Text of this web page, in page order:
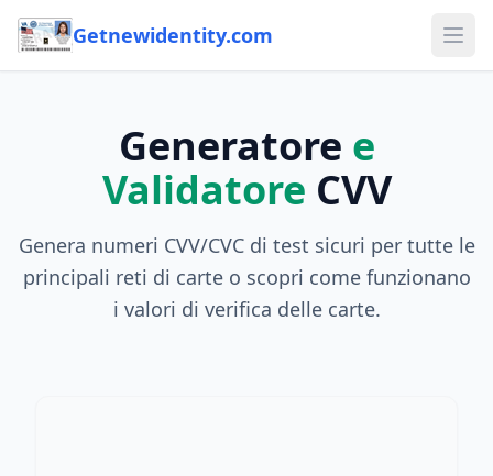
Getnewidentity.com
Generatore e
Validatore CVV
Genera numeri CVV/CVC di test sicuri per tutte le
principali reti di carte o scopri come funzionano
i valori di verifica delle carte.